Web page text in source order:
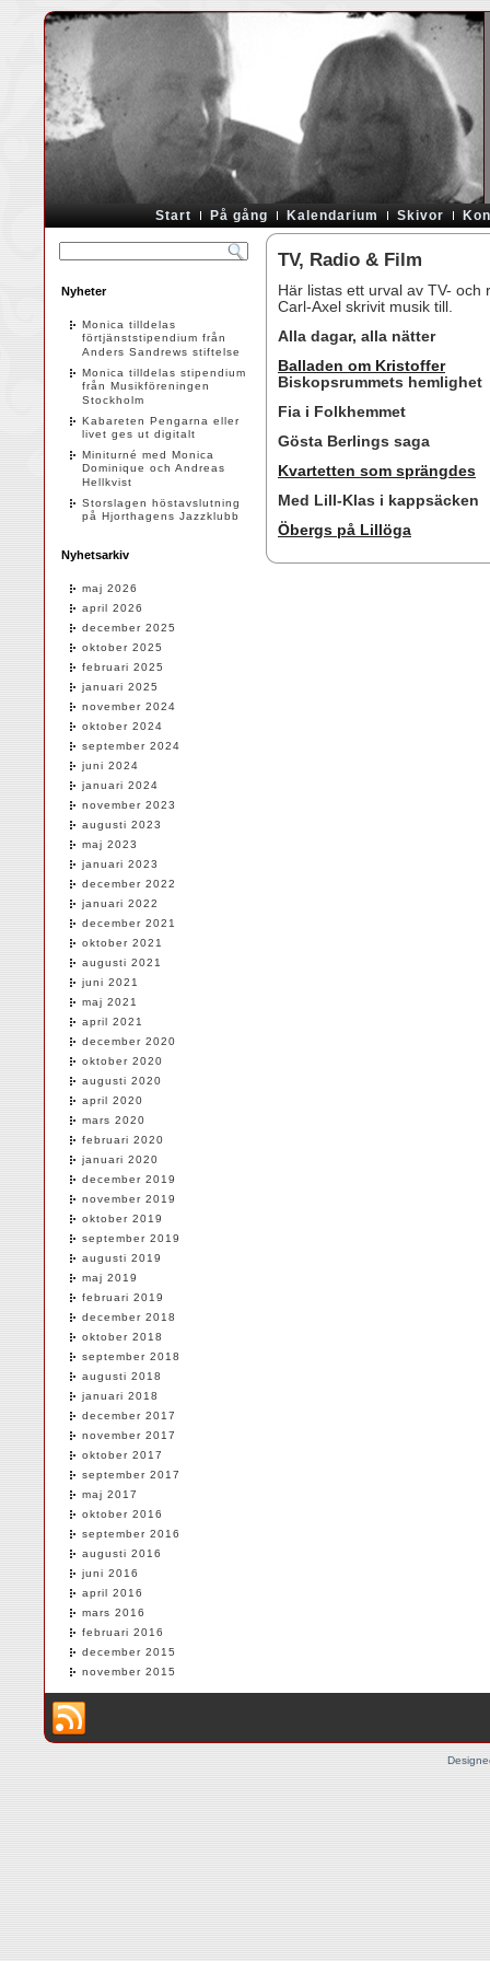
Start På gång Kalendarium Skivor
Nyheter
Monica tilldelas
förtjänststipendium från
Anders Sandrews stiftelse
Monica tilldelas stipendium
från Musikföreningen
Stockholm
Kabareten Pengarna eller
livet ges ut digitalt
Miniturné med Monica
Dominique och Andreas
Hellkvist
Storslagen höstavslutning
på Hjorthagens Jazzklubb
Nyhetsarkiv
maj 2026
april 2026
december 2025
oktober 2025
februari 2025
januari 2025
november 2024
oktober 2024
september 2024
juni 2024
januari 2024
november 2023
augusti 2023
maj 2023
januari 2023
december 2022
januari 2022
december 2021
oktober 2021
augusti 2021
juni 2021
maj 2021
april 2021
december 2020
oktober 2020
augusti 2020
april 2020
mars 2020
februari 2020
januari 2020
december 2019
november 2019
oktober 2019
september 2019
augusti 2019
maj 2019
februari 2019
december 2018
oktober 2018
september 2018
augusti 2018
januari 2018
december 2017
november 2017
oktober 2017
september 2017
maj 2017
oktober 2016
september 2016
augusti 2016
juni 2016
april 2016
mars 2016
februari 2016
december 2015
november 2015
TV, Radio & Film
Här listas ett urval av TV-
Carl-Axel skrivit musik till.
Alla dagar, alla nätter
Balladen om Kristoffer
Biskopsrummets hemlighet
Fia i Folkhemmet
Gösta Berlings saga
Kvartetten som sprängdes
Med Lill-Klas i kappsäcken
Öbergs på Lillöga